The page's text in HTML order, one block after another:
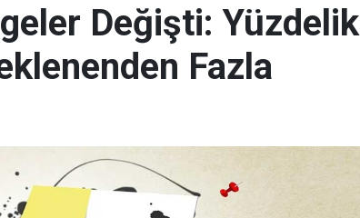
Değişti: Yüzdelik
Fazla